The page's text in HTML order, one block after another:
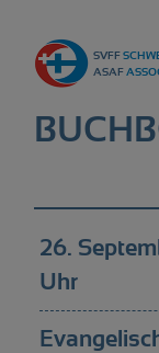
SVFF
ASAF
26.
Uhr